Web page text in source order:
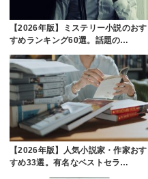
【2026年版】ミステリー小説のおす
すめランキング60選。話題の…
【2026年版】人気小説家・作家おす
すめ33選。有名なベストセラ…